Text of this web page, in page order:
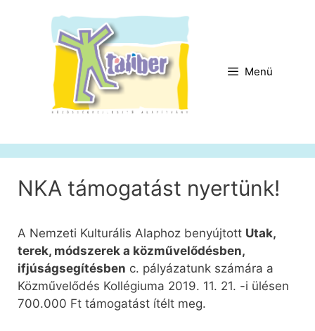
tartalomba
Menü
NKA támogatást nyertünk!
A Nemzeti Kulturális Alaphoz benyújtott Utak,
terek, módszerek a közművelődésben,
ifjúságsegítésben c. pályázatunk számára a
Közművelődés Kollégiuma 2019. 11. 21. -i ülésen
700.000 Ft támogatást ítélt meg.